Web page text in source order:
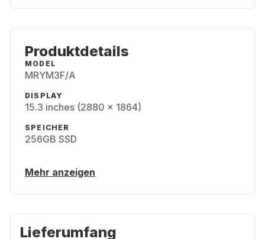
Produktdetails
MODEL
MRYM3F/A
DISPLAY
15.3 inches (2880 x 1864)
SPEICHER
256GB SSD
Mehr anzeigen
Lieferumfang